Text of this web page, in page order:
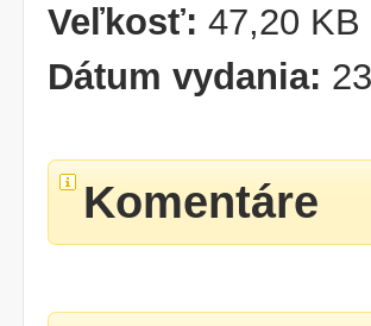
Veľkosť: 47,20 KB
Dátum vydania:
Komentáre